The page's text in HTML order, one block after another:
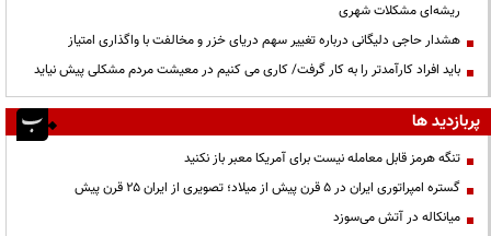
ریشه‌ای مشکلات شهری
هشدار حاجی دلیگانی درباره تغییر سهم دریای خزر و مخالفت با واگذاری امتیاز
باید افراد کارآمدتر را به کار گرفت/ کاری می کنیم در معیشت مردم مشکلی پیش نیاید
پربازدید ها
تنگه هرمز قابل معامله نیست برای آمریکا معبر باز نکنید
گستره امپراتوری ایران در ۵ قرن پیش از میلاد؛ تصویری از ایران ۲۵ قرن پیش
میانکاله در آتش می‌سوزد